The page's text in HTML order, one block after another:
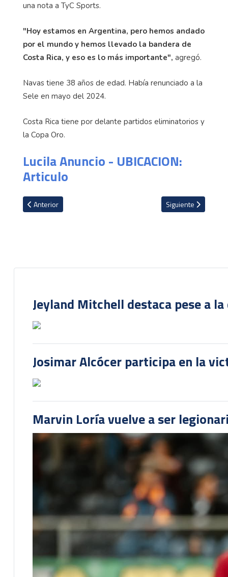
una nota a TyC Sports.
"Hoy estamos en Argentina, pero hemos andado
por el mundo y hemos llevado la bandera de
Costa Rica, y eso es lo más importante", agregó.
Navas tiene 38 años de edad. Había renunciado a la
Sele en mayo del 2024.
Costa Rica tiene por delante partidos eliminatorios y
la Copa Oro.
Lucila Anuncio - UBICACION:
Articulo
Artículo anterior: Miguel Herrera reconoce que Jeyland Mitchell
Anterior Artículo siguiente:
Siguiente
Jeyland Mitchell destaca pese a
Josimar Alcócer participa en la
Marvin Loría vuelve a ser